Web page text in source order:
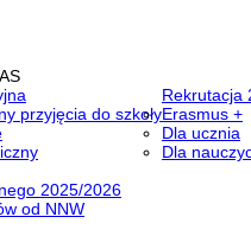
Rekrutacja
przyjęcia do szkołyErasmus +
Dla ucznia
Dla
2025/2026
od NNW